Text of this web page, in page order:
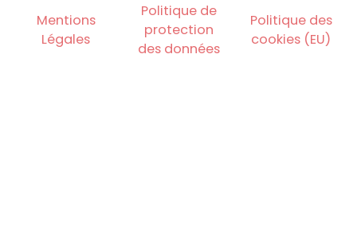
Mentions
Légales
Politique de
protection
des données
Politique des
cookies (EU)